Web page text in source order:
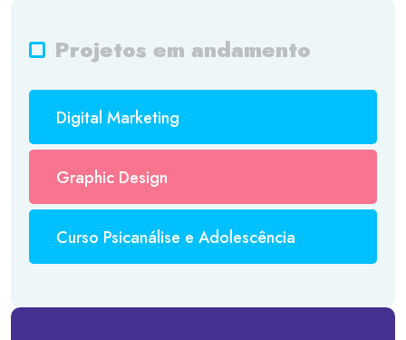
Projetos em andamento
Digital Marketing
Graphic Design
Curso Psicanálise e Adolescência